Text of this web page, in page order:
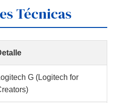
Técnicas
G (Logitech for